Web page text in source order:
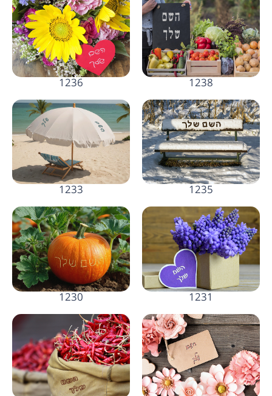
1238
1236
1235
1233
1231
1230